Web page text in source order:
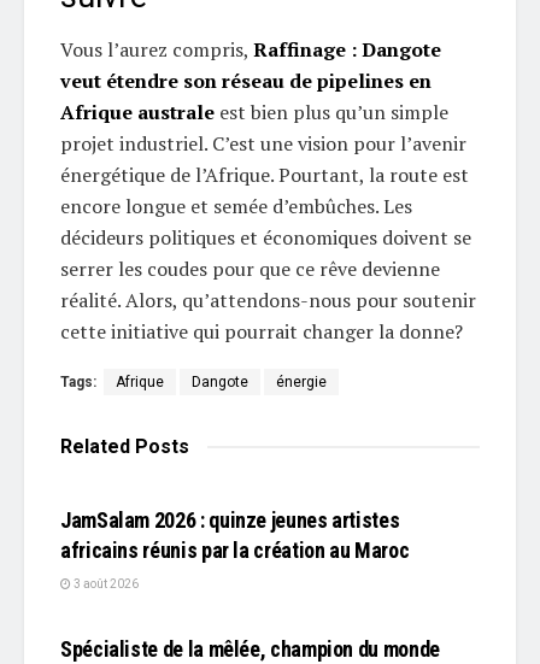
Vous l’aurez compris, Raffinage : Dangote
veut étendre son réseau de pipelines en
Afrique australe est bien plus qu’un simple
projet industriel. C’est une vision pour l’avenir
énergétique de l’Afrique. Pourtant, la route est
encore longue et semée d’embûches. Les
décideurs politiques et économiques doivent se
serrer les coudes pour que ce rêve devienne
réalité. Alors, qu’attendons-nous pour soutenir
cette initiative qui pourrait changer la donne?
Tags: Afrique Dangote énergie
Related Posts
JamSalam 2026 : quinze jeunes artistes
africains réunis par la création au Maroc
3 août 2026
Spécialiste de la mêlée, champion du monde